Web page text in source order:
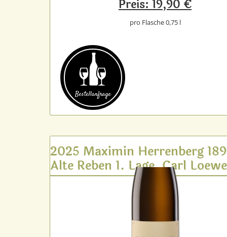
Preis: 19,90 €
pro Flasche 0,75 l
Bestell­anfrage
2025 Maximin Herrenberg
Alte Reben 1. Lage, Carl